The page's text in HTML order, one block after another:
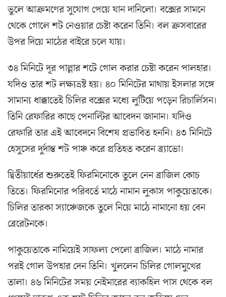
ভুলে আক্রমণের সুযোগ পেয়ে যান দানিলো। বক্সের সামনে
থেকে গোলে শট নেওয়ার চেষ্টা করেন তিনি। বল ক্রসবারের
উপর দিয়ে মাঠের বাইরে চলে যায়।
৩৪ মিনিটে দূর পাল্লার শটে গোল করার চেষ্টা করেন পালহার।
যদিও তার শট লক্ষ্যভ্রষ্ট হয়। ৪০ মিনিটের মাথায় ইসলার সঙ্গে
সামান্য ধাক্কাতেই চিলির বক্সের মধ্যে লুটিয়ে পড়েন রিচার্লিসন।
তিনি রেফারির কাছে পেনাল্টির আবেদন জানান। যদিও
রেফারি তার এই আবেদনে বিশেষ প্রভাবিত হননি। ৪৩ মিনিটে
হেসুসের দুর্দান্ত শট পাঞ্চ করে প্রতিহত করেন ব্র্যাভো।
দ্বিতীয়ার্ধের শুরুতেই ফিরমিনোকে তুলে নেন ব্রাজিল কোচ
তিতে। ফিরমিনোর পরিবর্তে মাঠে নামান লুকাস পাকুয়েতাকে।
চিলির তারকা স্যাঞ্চেজকে তুলে নিয়ে মাঠে নামানো হয় বেন
ব্রেরেটনকে।
পাকুয়েতাকে নামিয়েই সাফল্য পেলো ব্রাজিল। মাঠে নামার
পরই গোল উপহার দেন তিনি। খুললেন চিলির গোলমুখের
তালা। ৪৬ মিনিটের সময় নেইমারের ব্যাকহিল পাস থেকে বল